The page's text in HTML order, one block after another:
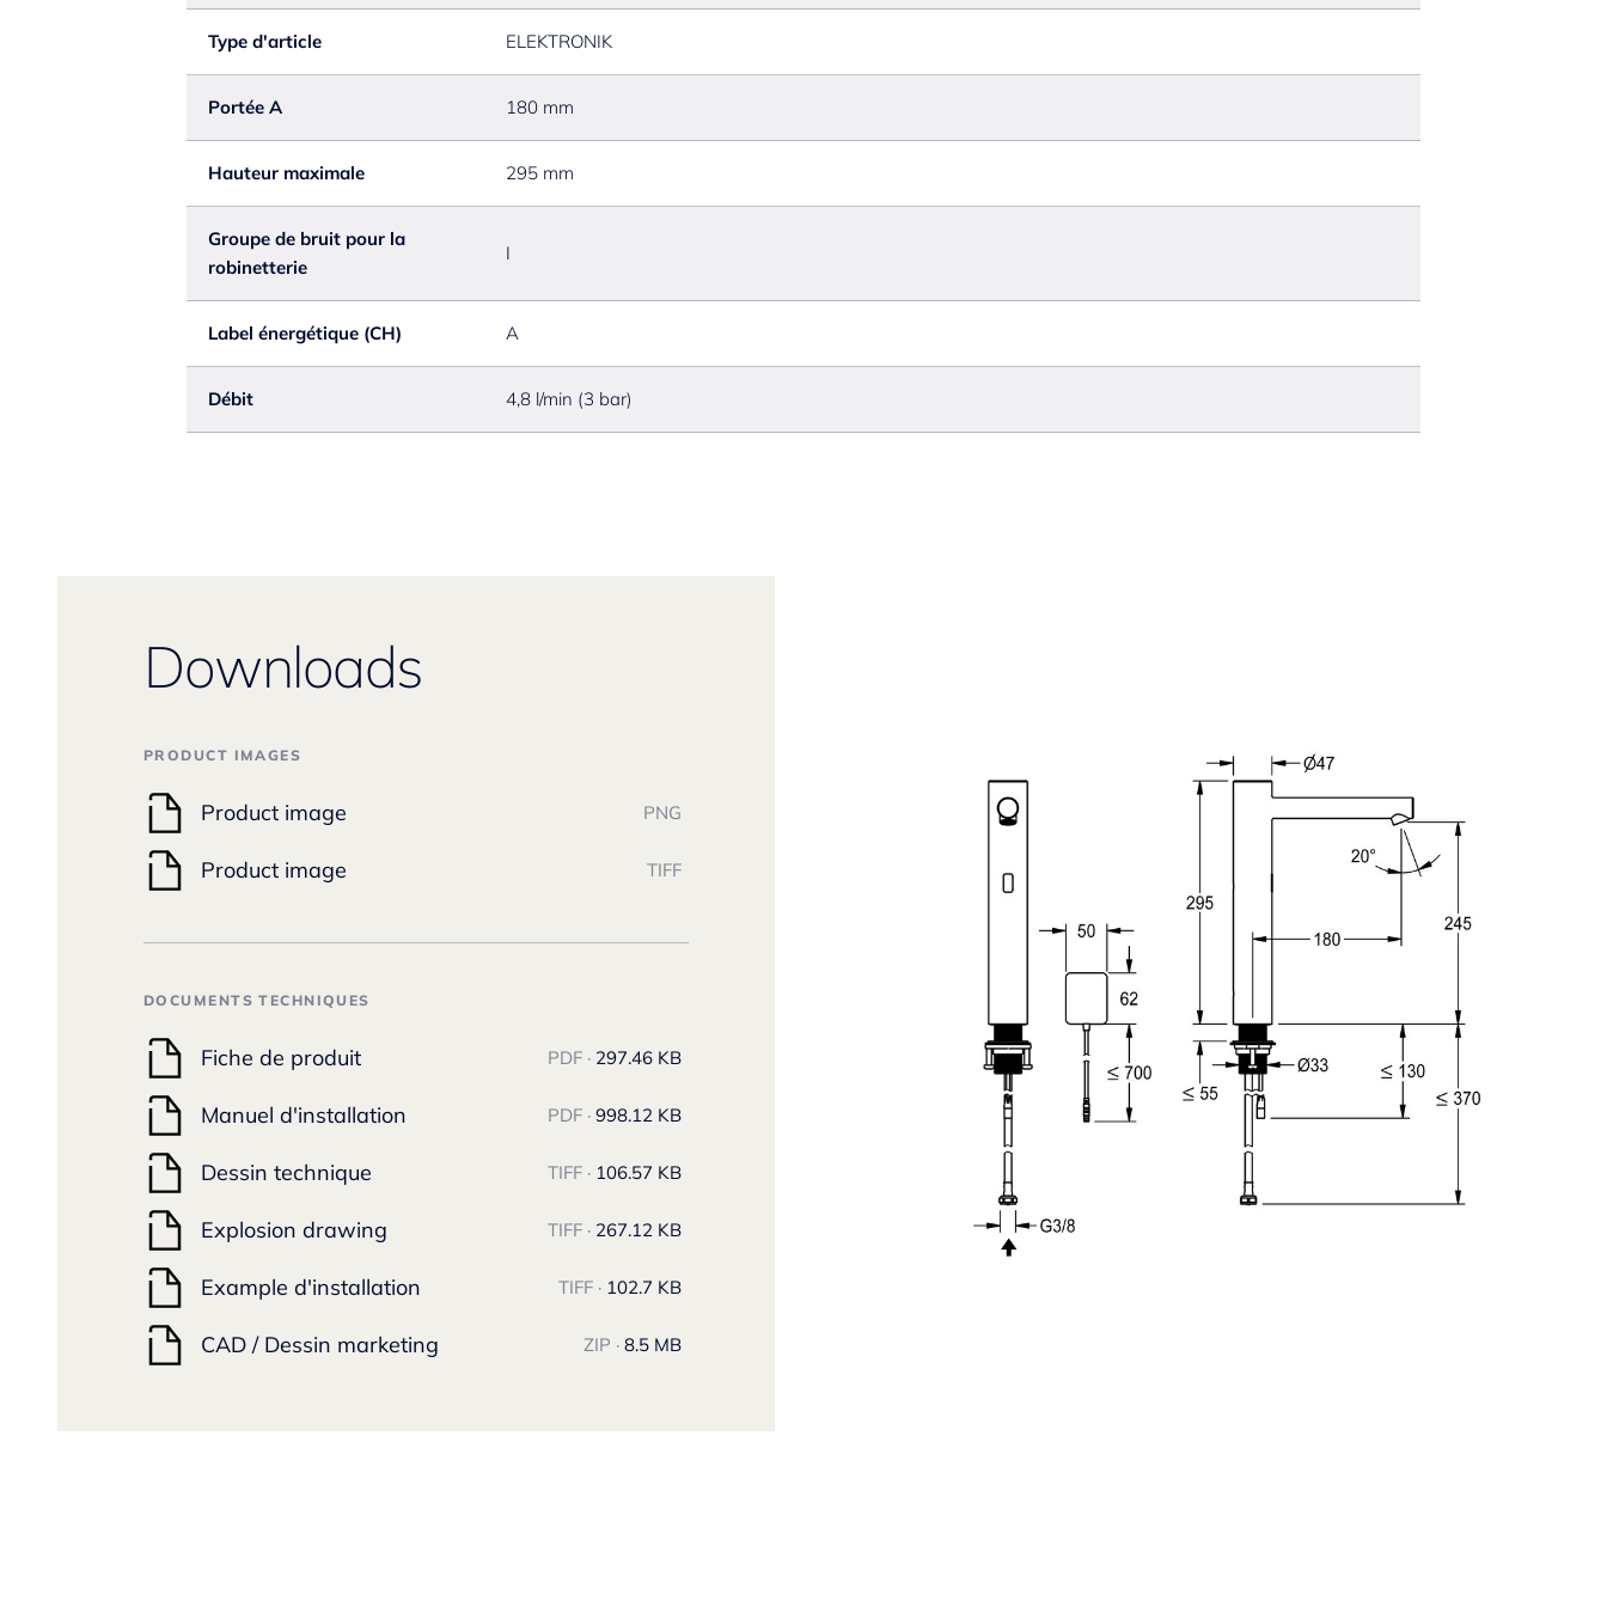
Type d'article ELEKTRONIK
Portée A 180 mm
Hauteur maximale 295 mm
Groupe de bruit pour la
robinetterie
I
Label énergétique (CH) A
Débit 4,8 l/min (3 bar)
Downloads
PRODUCT IMAGES
Product image PNG
Product image TIFF
DOCUMENTS TECHNIQUES
Fiche de produit PDF · 297.46 KB
Manuel d'installation PDF · 998.12 KB
Dessin technique TIFF · 106.57 KB
Explosion drawing TIFF · 267.12 KB
Example d'installation TIFF · 102.7 KB
CAD / Dessin marketing ZIP · 8.5 MB